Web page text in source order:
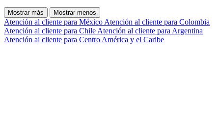
Mostrar más Mostrar menos
Atención al cliente para México Atención al cliente para Colombia
Atención al cliente para Chile Atención al cliente para Argentina
Atención al cliente para Centro América y el Caribe